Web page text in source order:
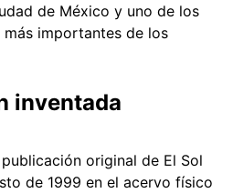
de México y uno de los
importantes de los
inventada
original de El Sol
de 1999 en el acervo físico